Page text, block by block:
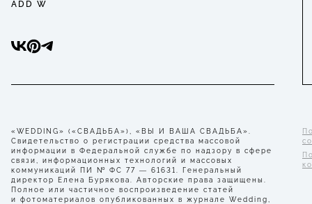
ADD W
«WEDDING» («СВАДЬБА»), «ВЫ И ВАША СВАДЬБА».
Свидетельство о регистрации средства массовой
информации в Федеральной службе по надзору в сфере
связи, информационных технологий и массовых
коммуникаций ПИ № ФС 77 — 61631. Генеральный
директор Елена Бурякова. Авторские права защищены.
Полное или частичное воспроизведение статей
и фотоматериалов опубликованных в журнале Wedding,